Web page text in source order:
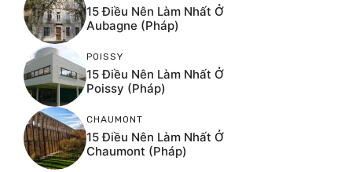
15 Điều Nên Làm Nhất Ở
Aubagne (Pháp)
POISSY
15 Điều Nên Làm Nhất Ở
Poissy (Pháp)
CHAUMONT
15 Điều Nên Làm Nhất Ở
Chaumont (Pháp)